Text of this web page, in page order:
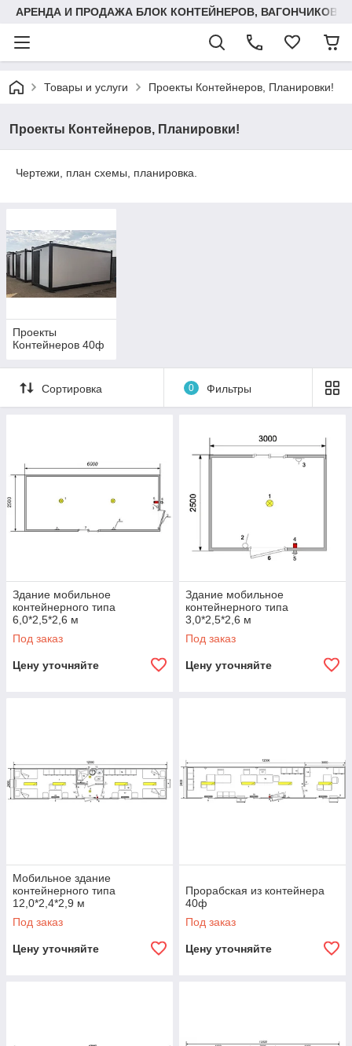
АРЕНДА И ПРОДАЖА БЛОК КОНТЕЙНЕРОВ, ВАГОНЧИКОВ,
Товары и услуги Проекты Контейнеров, Планировки!
Проекты Контейнеров, Планировки!
Чертежи, план схемы, планировка.
Проекты
Контейнеров 40ф
Сортировка 0 Фильтры
Здание мобильное
контейнерного типа
6,0*2,5*2,6 м
Под заказ
Цену уточняйте
Здание мобильное
контейнерного типа
3,0*2,5*2,6 м
Под заказ
Цену уточняйте
Мобильное здание
контейнерного типа
12,0*2,4*2,9 м
Под заказ
Цену уточняйте
Прорабская из контейнера
40ф
Под заказ
Цену уточняйте